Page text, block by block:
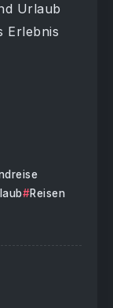
Urlaub
Erlebnis
Reisen